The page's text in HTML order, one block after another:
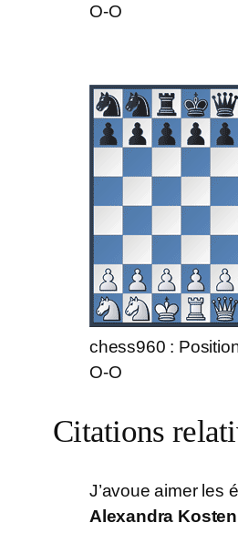
O-O
chess960 :
O-O
Citations
J’avoue aimer les
Alexandra